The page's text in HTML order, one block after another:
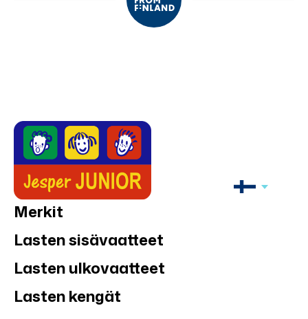
Merkit
Lasten sisävaatteet
Lasten ulkovaatteet
Lasten kengät